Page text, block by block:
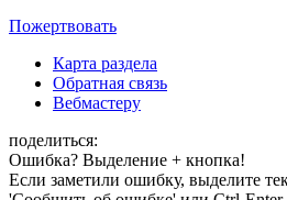
Пожертвовать
Карта раздела
Обратная связь
Вебмастеру
поделиться:
Ошибка? Выделение + кнопка!
Если заметили ошибку, выделите